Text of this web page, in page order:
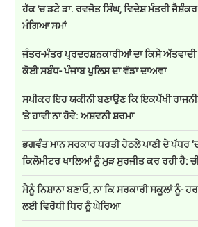
ਹੱਕ 'ਚ ਡਟੇ ਡਾ. ਰਵਜੋਤ ਸਿੰਘ, ਵਿਦੇਸ਼ ਮੰਤਰੀ
ਮੰਗਿਆ ਸਮਾਂ
ਜੰਤਰ-ਮੰਤਰ ਪ੍ਰਦਰਸ਼ਨਕਾਰੀਆਂ ਦਾ ਕਿਸੇ ਅੱਤਵਾਦੀ
ਕੋਈ ਸਬੰਧ- ਪੰਜਾਬ ਪੁਲਿਸ ਦਾ ਵੱਡਾ ਦਾਅਵਾ
ਸਪੀਕਰ ਇਹ ਯਕੀਨੀ ਬਣਾਉਣ ਕਿ ਇਕਪੱਖੀ
'ਤੇ ਹਾਵੀ ਨਾ ਹੋਵੇ: ਅਸ਼ਵਨੀ ਸ਼ਰਮਾ
ਭਗਵੰਤ ਮਾਨ ਸਰਕਾਰ ਧਰਤੀ ਹੇਠਲੇ ਪਾਣੀ ਦੇ ਪੱਧਰ
ਕਿਲੋਮੀਟਰ ਖਾਲਿਆਂ ਨੂੰ ਮੁੜ ਸੁਰਜੀਤ ਕਰ ਰਹੀ ਹੈ:
ਮੈਨੂੰ ਨਿਸ਼ਾਨਾ ਬਣਾਓ, ਨਾ ਕਿ ਸਰਕਾਰੀ ਸਕੂਲਾਂ ਨੂੰ-
ਲਈ ਵਿਰੋਧੀ ਧਿਰ ਨੂੰ ਘੇਰਿਆ